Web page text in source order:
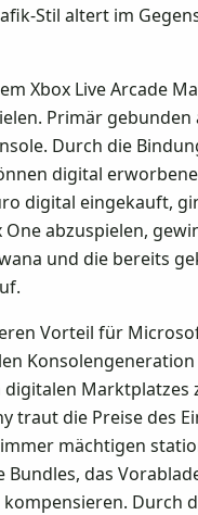
Stil altert im
Xbox Live Arcade
Primär
Durch die
digital
digital eingekauft,
abzuspielen,
und die bereits
Vorteil für
traut die Preise des
mächtigen
das
Durch